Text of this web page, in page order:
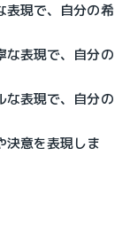
表現で、自分の希
な表現で、自分の
な表現で、自分の
決意を表現しま